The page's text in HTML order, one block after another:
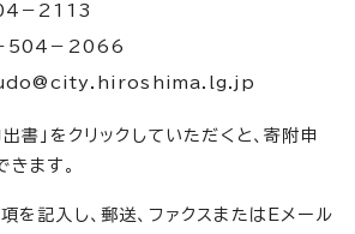
－2113
504－2066
書」をクリックしていただくと、寄附申
きます。
を記入し、郵送、ファクスまたはEメール